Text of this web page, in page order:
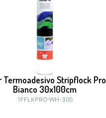
Termoadesivo Stripflock Pro
Bianco 30x100cm
1FFLKPRO-WH-300